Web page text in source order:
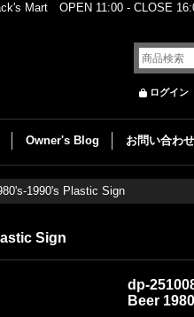
Mart OPEN 11:00 - CLOSE
ログイン
Owner's Blog お問い合わせ
1990's Plastic Sign
Sign
dp-
Beer